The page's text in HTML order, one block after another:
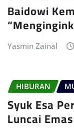
Baidowi
Yasmin Zainal
HIBURAN
Syuk Esa
Luncai